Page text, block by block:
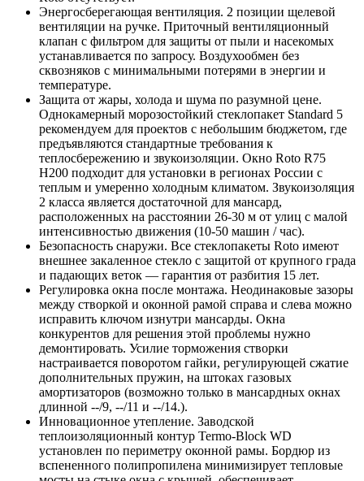
Энергосберегающая вентиляция. 2 позиции щелевой
вентиляции на ручке. Приточный вентиляционный
клапан с фильтром для защиты от пыли и насекомых
устанавливается по запросу. Воздухообмен без
сквозняков с минимальными потерями в энергии и
температуре.
Защита от жары, холода и шума по разумной цене.
Однокамерный морозостойкий стеклопакет Standard 5
рекомендуем для проектов с небольшим бюджетом, где
предъявляются стандартные требования к
теплосбережению и звукоизоляции. Окно Roto R75
H200 подходит для установки в регионах России с
теплым и умеренно холодным климатом. Звукоизоляция
2 класса является достаточной для мансард,
расположенных на расстоянии 26-30 м от улиц с малой
интенсивностью движения (10-50 машин / час).
Безопасность снаружи. Все стеклопакеты Roto имеют
внешнее закаленное стекло с защитой от крупного града
и падающих веток — гарантия от разбития 15 лет.
Регулировка окна после монтажа. Неодинаковые зазоры
между створкой и оконной рамой справа и слева можно
исправить ключом изнутри мансарды. Окна
конкурентов для решения этой проблемы нужно
демонтировать. Усилие торможения створки
настраивается поворотом гайки, регулирующей сжатие
дополнительных пружин, на штоках газовых
амортизаторов (возможно только в мансардных окнах
длинной --/9, --/11 и --/14.).
Инновационное утепление. Заводской
теплоизоляционный контур Termo-Block WD
установлен по периметру оконной рамы. Бордюр из
вспененного полипропилена минимизирует тепловые